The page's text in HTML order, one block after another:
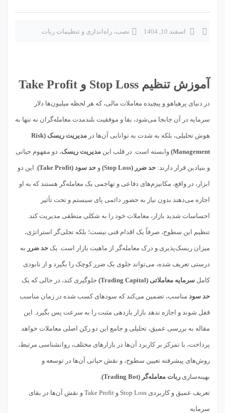
اسفند 10, 1404 نصب، راه‌اندازی و تنظیمات ربات
آموزش تنظیم Stop Loss و Take Profit
در دنیای پرهیاهو و پیچیده معاملات مالی، که هر لحظه میلیون‌ها دلار
سرمایه در آن جابجا می‌شود، بقا و موفقیت بلندمدت معامله‌گران نه تنها به
هوش تحلیلی، بلکه به شدت به توانایی آن‌ها در مدیریت ریسک (Risk
Management) وابسته است. در قلب این مدیریت ریسک، دو مفهوم حیاتی
و بنیادین قرار دارند: حد ضرر (Stop Loss) و حد سود (Take Profit) . این دو
ابزار، در واقع، مکانیزم‌های دفاعی و تهاجمی یک معامله‌گر هستند که به او
اجازه می‌دهند بدون نیاز به حضور دائمی پای سیستم و تحت تأثیر
احساسات شدید بازار، معاملات خود را به شکلی منطقی مدیریت کند.
تنظیم این سطوح، صرفاً یک اقدام فنی نیست؛ بلکه تجلی‌گر استراتژی،
میزان ریسک‌پذیری و درک معامله‌گر از ماهیت بازار است. یک حد ضرر به
درستی تعریف شده، می‌تواند جلوی یک ضرر کوچک را بگیرد و از نابودی
کامل سرمایه معاملاتی (Trading Capital) جلوگیری کند، در حالی که یک
حد سود مناسب، تضمین می‌کند که سودهای کسب شده در زمان مناسب
قفل شوند و اجازه ندهد بازار بازدهی مثبت را به سرعت پس بگیرد. این
مقاله به بررسی عمیق، تحلیلی و جامع این دو رکن اصلی معاملات خواهد
پرداخت، با تمرکز بر کاربرد آن‌ها در بازارهای مختلف، روانشناسی مرتبط،
روش‌های پیشرفته تعیین سطوح، و نقش حیاتی آن‌ها در توسعه و
بهینه‌سازی ربات معامله‌گر (Trading Bot) .
تعریف عمیق و کاربردی Stop Loss و Take Profit و نقش آن‌ها در بقای
سرمایه